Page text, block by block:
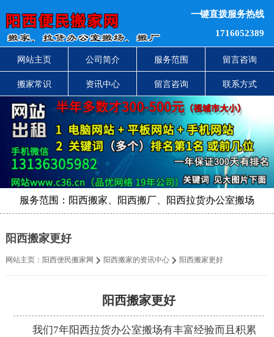
一键直拨服务热线
1716052389
网站主页 公司简介 服务范围 留言咨询
搬家常识 资讯中心 留言咨询 联系方式
服务范围：阳西搬家、阳西搬厂、阳西拉货办公室搬场
阳西搬家更好
网站主页： 阳西便民搬家网 阳西搬家的资讯中心 阳西搬家更好
阳西搬家更好
我们7年阳西拉货办公室搬场有丰富经验而且积累